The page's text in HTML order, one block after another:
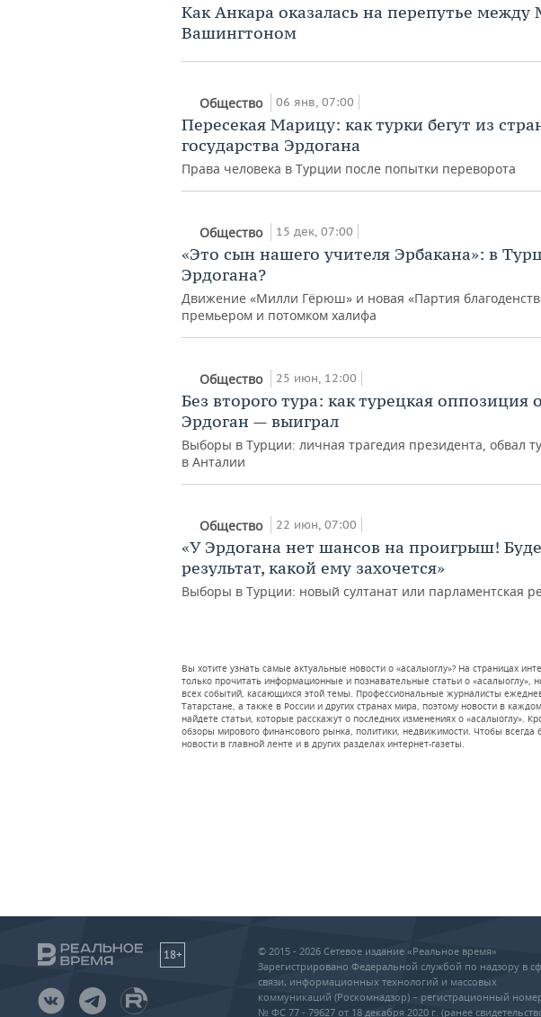
Как Анкара оказалась на перепутье между
Вашингтоном
Общество 06 янв, 07:00
Пересекая Марицу: как турки бегут из
государства Эрдогана
Права человека в Турции после попытки переворота
Общество 15 дек, 07:00
«Это сын нашего учителя Эрбакана»: в
Эрдогана?
Движение «Милли Гёрюш» и новая «Партия
премьером и потомком халифа
Общество 25 июн, 12:00
Без второго тура: как турецкая оппозиция
Эрдоган — выиграл
Выборы в Турции: личная трагедия президента, обвал
в Анталии
Общество 22 июн, 07:00
«У Эрдогана нет шансов на проигрыш!
результат, какой ему захочется»
Выборы в Турции: новый султанат или парламентская
Вы хотите узнать самые актуальные новости о «асалыоглу»? На страницах
только прочитать информационные и познавательные статьи о «асалыоглу»,
всех событий, касающихся этой темы. Профессиональные журналисты
Татарстане, а также в России и других странах мира, поэтому новости в
найдете статьи, которые расскажут о последних изменениях о «асалыоглу».
обзоры мирового финансового рынка, политики, недвижимости. Чтобы всегда
новости в главной ленте и в других разделах интернет-газеты.
18+
© 2015 - 2026 Сетевое издание «Реальное время»
Зарегистрировано Федеральной службой по надзору в
связи, информационных технологий и массовых
коммуникаций (Роскомнадзор) – регистрационный
№ ФС 77 - 79627 от 18 декабря 2020 г. (ранее